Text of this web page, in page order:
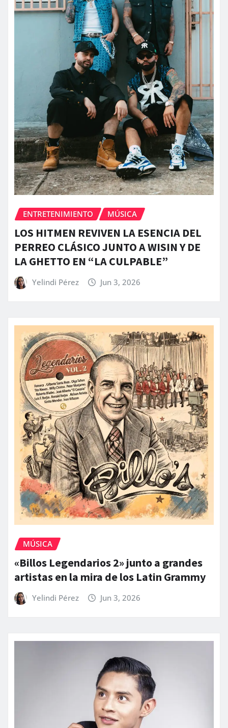
ENTRETENIMIENTO MÚSICA
LOS HITMEN REVIVEN LA ESENCIA DEL
PERREO CLÁSICO JUNTO A WISIN Y DE
LA GHETTO EN “LA CULPABLE”
Yelindi Pérez Jun 3, 2026
MÚSICA
«Billos Legendarios 2» junto a grandes
artistas en la mira de los Latin Grammy
Yelindi Pérez Jun 3, 2026